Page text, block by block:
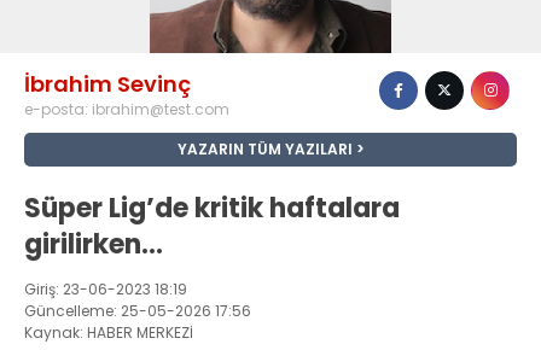
İbrahim Sevinç
e-posta: ibrahim@test.com
YAZARIN TÜM YAZILARI
Süper Lig’de kritik haftalara
girilirken…
Giriş: 23-06-2023 18:19
Güncelleme: 25-05-2026 17:56
Kaynak: HABER MERKEZİ